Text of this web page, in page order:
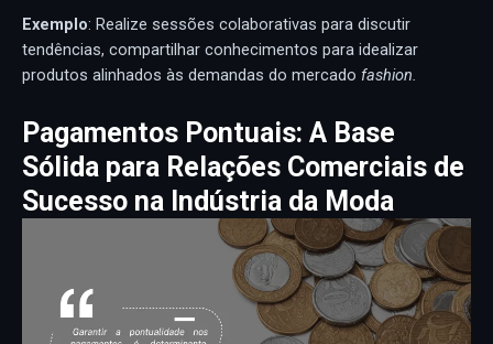
Exemplo: Realize sessões colaborativas para discutir
tendências, compartilhar conhecimentos para idealizar
produtos alinhados às demandas do mercado fashion.
Pagamentos Pontuais: A Base
Sólida para Relações Comerciais de
Sucesso na Indústria da Moda